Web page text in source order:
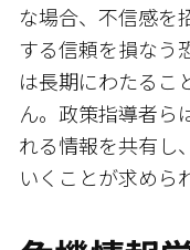
な場合、不信感を
する信頼を損なう
は長期にわたるこ
ん。政策指導者ら
れる情報を共有し
いくことが求めら